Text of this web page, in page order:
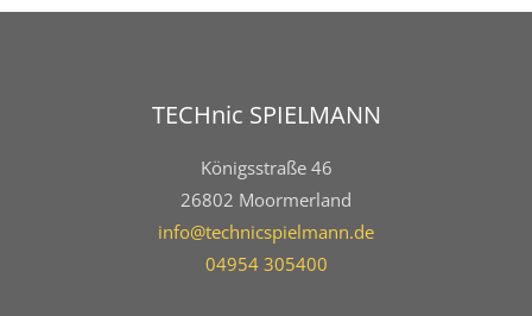
TECHnic SPIELMANN
Königsstraße 46
26802 Moormerland
info@technicspielmann.de
04954 305400